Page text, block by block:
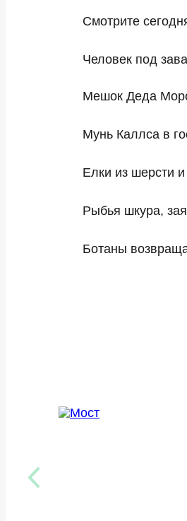
Смотрите
Человек под
Мешок Деда
Мунь Каллса в
Елки из шерсти
Рыбья шкура,
Ботаны